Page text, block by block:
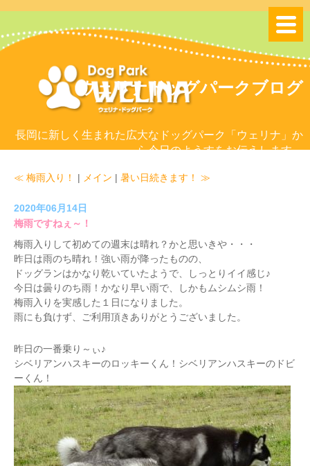
ウェリナドッグパークブログ
長岡に新しく生まれた広大なドッグパーク「ウェリナ」か
ら今日のようすをお伝えします。
≪ 梅雨入り！ | メイン | 暑い日続きます！ ≫
2020年06月14日
梅雨ですねぇ～！
梅雨入りして初めての週末は晴れ？かと思いきや・・・
昨日は雨のち晴れ！強い雨が降ったものの、
ドッグランはかなり乾いていたようで、しっとりイイ感じ♪
今日は曇りのち雨！かなり早い雨で、しかもムシムシ雨！
梅雨入りを実感した１日になりました。
雨にも負けず、ご利用頂きありがとうございました。
昨日の一番乗り～ぃ♪
シベリアンハスキーのロッキーくん！シベリアンハスキーのドビ
ーくん！